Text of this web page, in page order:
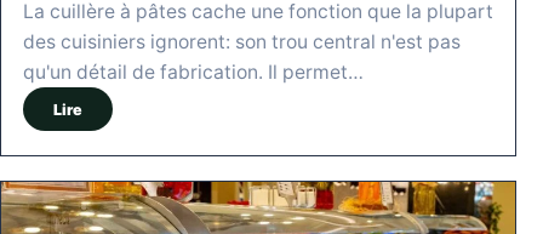
La cuillère à pâtes cache une fonction que la plupart
des cuisiniers ignorent: son trou central n'est pas
qu'un détail de fabrication. Il permet…
Lire